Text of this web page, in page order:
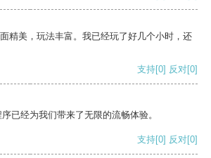
精美，玩法丰富。我已经玩了好几个小时，还
支持[0] 反对[0]
已经为我们带来了无限的流畅体验。
支持[0] 反对[0]